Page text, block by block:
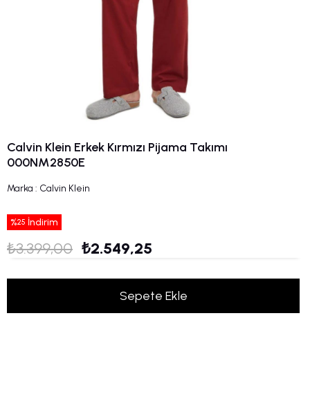
Calvin Klein Erkek Kırmızı Pijama Takımı
000NM2850E
Marka : Calvin Klein
%25 İndirim
₺3.399,00 ₺2.549,25